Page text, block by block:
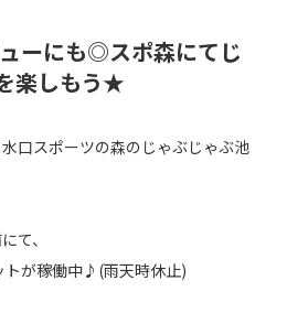
ーにも◎スポ森にてじ
楽しもう★
口スポーツの森のじゃぶじゃぶ池
て、
トが稼働中♪(雨天時休止)